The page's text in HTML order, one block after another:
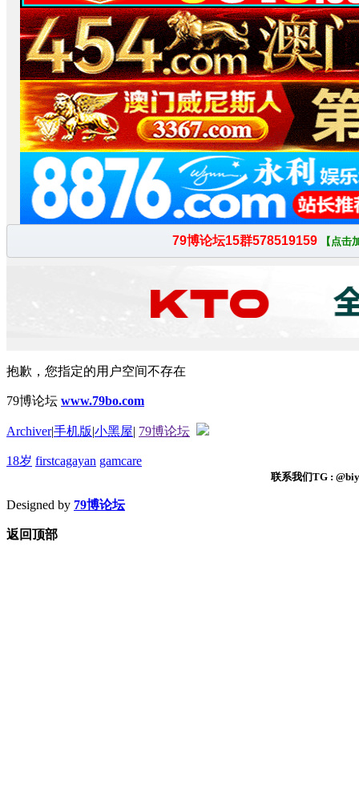
抱歉，您指定的用户空间不存在
79博论坛 www.79bo.com
Archiver|手机版|小黑屋| 79博论坛
18岁 firstcagayan gamcare
联系我们TG :
Designed by 79博论坛
返回顶部